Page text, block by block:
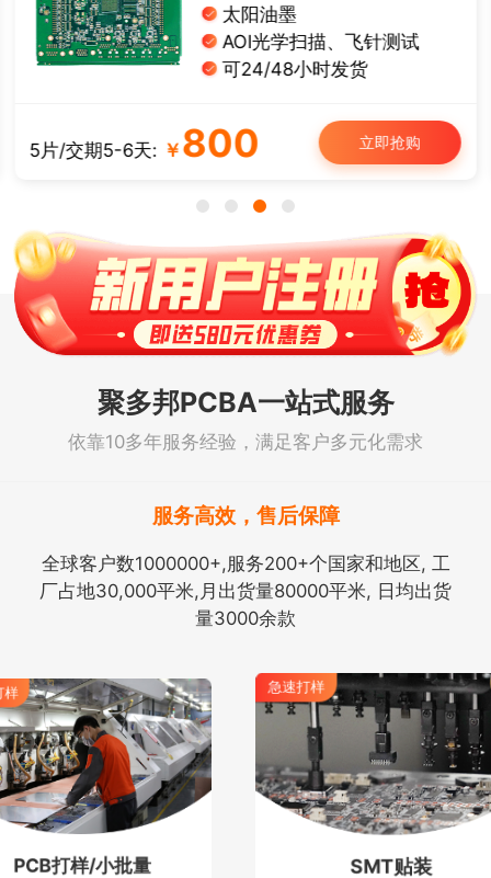
太阳油墨
AOI光学扫描、飞针测试
可24/48小时发货
5片/交期5-6天: ￥ 800 立即抢购
聚多邦PCBA一站式服务
依靠10多年服务经验，满足客户多元化需求
服务高效，售后保障
全球客户数1000000+,服务200+个国家和地区, 工
厂占地30,000平米,月出货量80000平米, 日均出货
量3000余款
样
PCB打样/小批量
急速打样
SMT贴装